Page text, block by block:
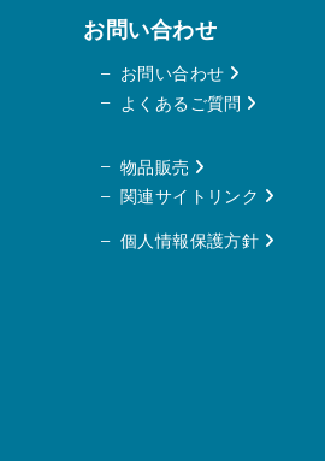
お問い合わせ
お問い合わせ
よくあるご質問
物品販売
関連サイトリンク
個人情報保護方針